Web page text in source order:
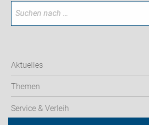
Aktuelles
Themen
Service & Verleih